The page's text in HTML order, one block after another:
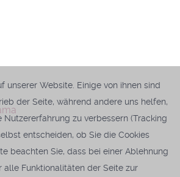
unserer Website. Einige von ihnen sind
der Seite, während andere uns helfen,
zu verbessern (Tracking
entscheiden, ob Sie die Cookies
beachten Sie, dass bei einer Ablehnung
Funktionalitäten der Seite zur